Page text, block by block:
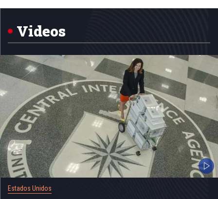
Videos
Estados Unidos